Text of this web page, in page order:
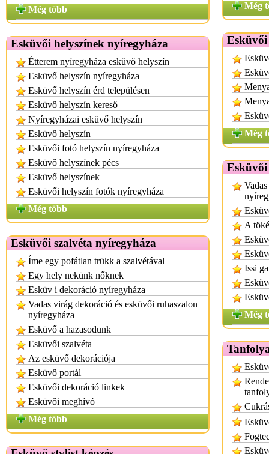
Még több
Esküvői helyszínek nyíregyháza
Étterem nyíregyháza esküvő helyszín
Esküvő helyszín nyíregyháza
Esküvő helyszín érd településen
Esküvő helyszín kereső
Nyíregyházai esküvő helyszín
Esküvő helyszín
Esküvői fotó helyszín nyíregyháza
Esküvő helyszínek pécs
Esküvő helyszínek
Esküvői helyszín fotók nyíregyháza
Még több
Esküvői szalvéta nyíregyháza
Íme egy pofátlan trükk a szalvétával
Egy hely nekünk nőknek
Esküv i dekoráció nyíregyháza
Vadas virág dekoráció és esküvői ruhaszalon
nyíregyháza
Esküvő a hazasodunk
Esküvői szalvéta
Az esküvő dekorációja
Esküvő portál
Esküvői dekoráció linkek
Esküvői meghívó
Még több
Még
Esküvői
Még
A
Issi
Még